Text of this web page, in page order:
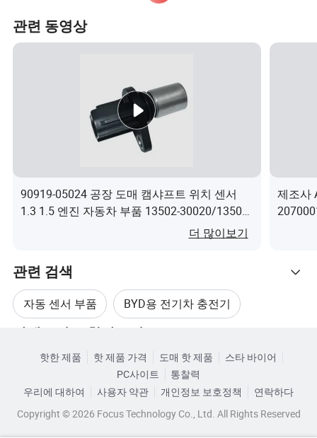
위해 최선을 다하고 있습니다.
레트에 각 제품을 조심스럽게 포장합니다
1.12년 동안 자동 부품을 중점적으로 공급하며 원스톱 구
올바른 OE 번호, 빠르고 편리한 쿼리를 제공하십시오
3.BYD E-Catalog 지원
Q1: 제품 보증기간은 어떻게 됩니까?
제품 보증은 12개월입니다.
Q2: 대량 주문 시 가격 할인을 받을 수 있습니까?
예, 구매 수량에 따라 달라집니다. 수량 추가 할인.
Q3: 웹사이트에서 필요한 것을 찾지 못하면 어떻게 해야 할
까요?
관련 동영상
90919-05024 공장 도매 캠샤프트 위치 센서
1.3 1.5 엔진 자동차 부품 13502-30020/13502-
30010/036109101dh/036109101AG/022109102/
더 많이보기
제조사
관련 검색
자동 센서 부품 BYD용 전기차 충전기
BYD 부품
핫한 제품 핫 제품 가격 도매 핫 제품
스타 바이어
PC사이트
통찰력
우리에 대하여
사용자 약관 개인정보 보호정책
연락하다
Copyright © 2026 Focus Technology Co., Ltd. All Rights Reserved